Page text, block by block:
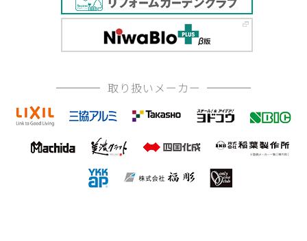
取り扱いメーカー